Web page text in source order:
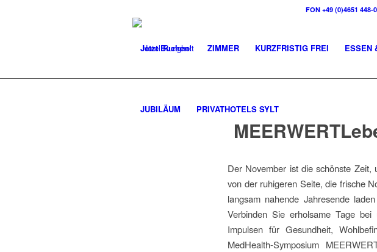
FON +49 (0)4651 448-0
Jetzt Buchen! ZIMMER KURZFRISTIG FREI ESSEN
JUBILÄUM PRIVATHOTELS SYLT
Der November ist die schönste
von der ruhigeren Seite, die frische
langsam nahende Jahresende
Verbinden Sie erholsame Tage
Impulsen für Gesundheit,
MedHealth-Symposium